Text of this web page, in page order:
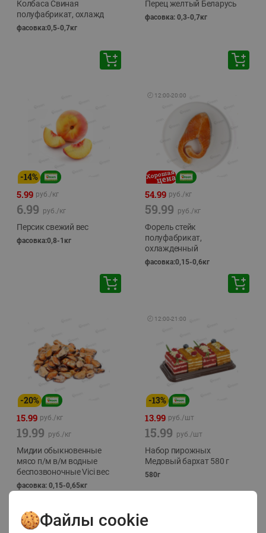
Колбаса Свиная
полуфабрикат, охлажд
фасовка:0,5-0,7кг
Перец желтый Беларусь
фасовка: 0,3-0,7кг
-14%
5.99 руб./кг
6.99 руб./кг
Персик свежий вес
фасовка:0,8-1кг
🕘 12:00-20:00
54.99 руб./кг
59.99 руб./кг
Форель стейк
полуфабрикат,
охлажденный
фасовка:0,15-0,6кг
-20%
15.99 руб./кг
19.99 руб./кг
Мидии обыкновенные
мясо п/м в/м водные
беспозвоночные Vici вес
фасовка: 0,15-0,65кг
🕘 12:00-21:00
-13%
13.99 руб./шт
15.99 руб./шт
Набор пирожных
Медовый бархат 580 г
580г
Файлы cookie